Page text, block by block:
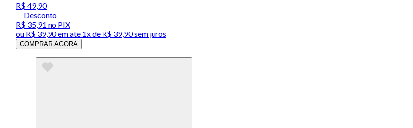
R$ 49,90
Desconto
R$ 35,91 no PIX
ou R$ 39,90em até 1x de R$ 39,90sem juros
COMPRAR AGORA